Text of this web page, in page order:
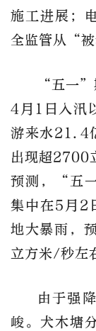
施工进展；
全监管从“
“五一”
4月1日入汛
游来水21.4
出现超2700
预测，“五
集中在5月2
地大暴雨，
立方米/秒左
由于强
峻。犬木塘